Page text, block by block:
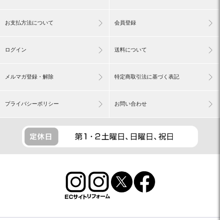
お支払方法について 会員登録
ログイン 送料について
メルマガ登録・解除 特定商取引法に基づく表記
プライバシーポリシー お問い合わせ